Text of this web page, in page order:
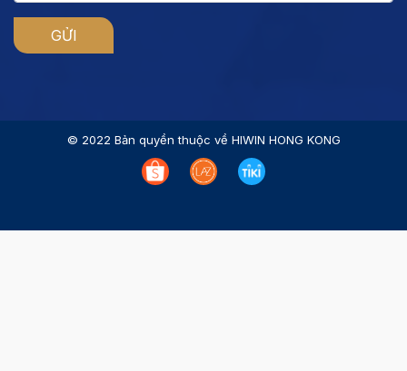
© 2022 Bản quyền thuộc về HIWIN HONG KONG